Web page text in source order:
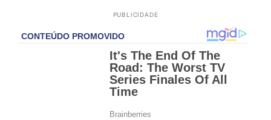
PUBLICIDADE